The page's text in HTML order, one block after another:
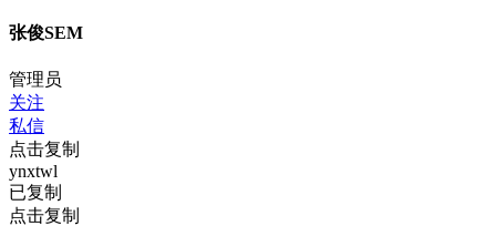
张俊SEM
管理员
关注
私信
点击复制
ynxtwl
已复制
点击复制